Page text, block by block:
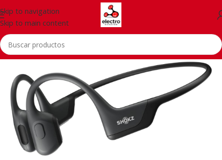
Skip to navigation
Skip to main content
Inicio/Accessorios